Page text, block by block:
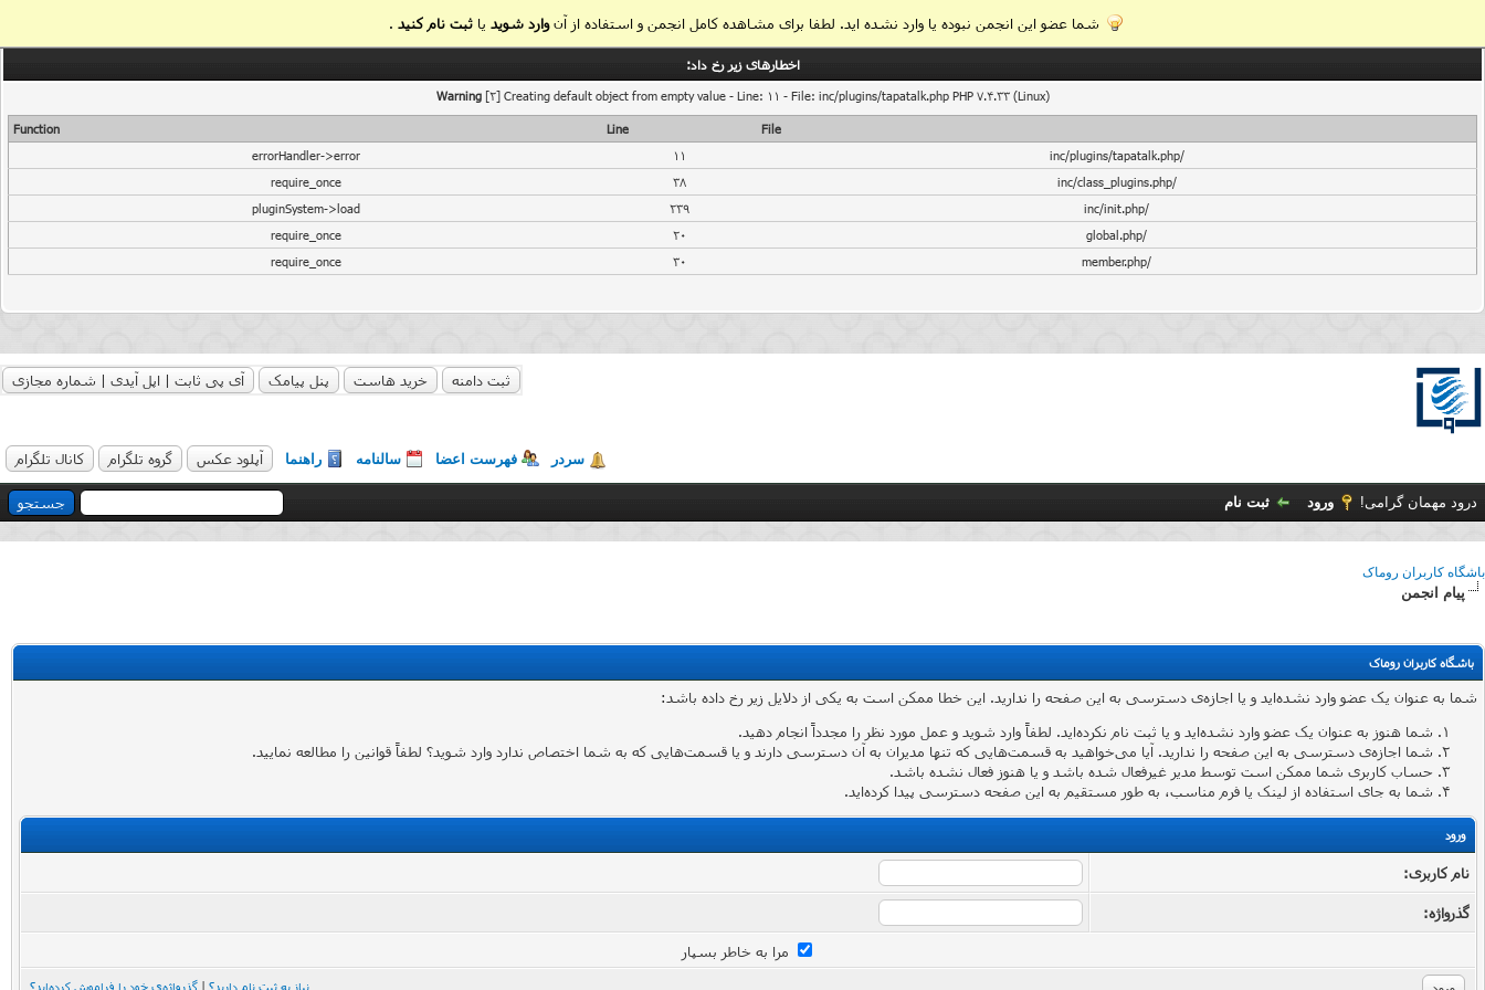
شما عضو این انجمن نبوده یا وارد نشده اید. لطفا برای مشاهده کامل انجمن و استفاده از آنوارد شوید یاثبت نام کنید .
اخطار‌های زیر رخ داد:
Warning[2] Creating default object from empty value - Line: 11 - File: inc/plugins/tapatalk.php PHP 7.4.33 (Linux)
File
Line
Function
/inc/plugins/tapatalk.php
11
errorHandler->error
/inc/class_plugins.php
38
require_once
/inc/init.php
239
pluginSystem->load
/global.php
20
require_once
/member.php
30
require_once
ثبت دامنه خرید هاست پنل پیامک آی پی ثابت | اپل آیدی | شماره مجازی
سردر فهرست اعضا سالنامه راهنما آپلود عکس گروه تلگرام کانال تلگرام
درود مهمان گرامی! ورود ثبت نام
باشگاه کاربران روماک
پیام انجمن
باشگاه کاربران روماک
شما به عنوان یک عضو وارد نشده‌اید و یا اجازه‌ی دسترسی به این صفحه را ندارید. این خطا ممکن است به یکی از دلایل زیر رخ داده باشد:
شما هنوز به عنوان یک عضو وارد نشده‌اید و یا ثبت نام نکرده‌اید. لطفاً وارد شوید و عمل مورد نظر را مجدداً انجام دهید.
شما اجازه‌ی دسترسی به این صفحه را ندارید. آیا می‌خواهید به قسمت‌هایی که تنها مدیران به آن دسترسی دارند و یا قسمت‌هایی که به شما اختصاص ندارد وارد شوید؟ لطفاً قوانین را مطالعه نمایید.
حساب کاربری شما ممکن است توسط مدیر غیرفعال شده باشد و یا هنوز فعال نشده باشد.
شما به جای استفاده از لینک یا فرم مناسب، به طور مستقیم به این صفحه دسترسی پیدا کرده‌اید.
ورود
نام کاربری:
گذرواژه‌:
مرا به خاطر بسپار
نیاز به ثبت نام دارید؟ | گذرواژه‌ی خود را فراموش کرده‌اید؟